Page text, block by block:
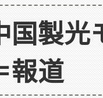
国製光
報道